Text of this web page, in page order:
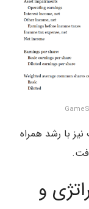
با رشد همراه
و